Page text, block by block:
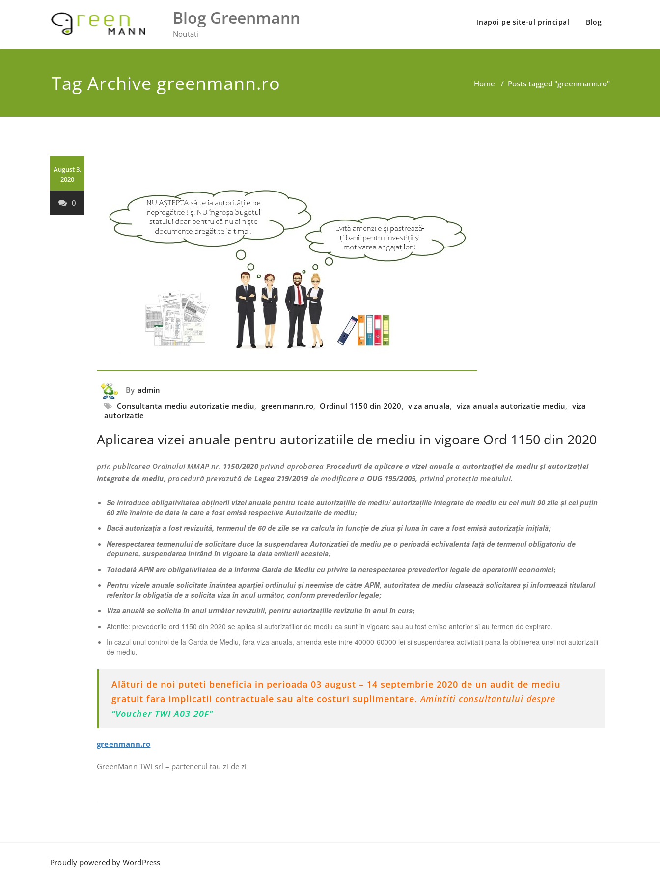
Blog Greenmann
Noutati
Inapoi pe site-ul principal Blog
Tag Archive greenmann.ro Home / Posts tagged "greenmann.ro"
August 3,
2020
0
By admin
Consultanta mediu autorizatie mediu, greenmann.ro, Ordinul 1150 din 2020, viza anuala, viza anuala autorizatie mediu, viza
autorizatie
Aplicarea vizei anuale pentru autorizatiile de mediu in vigoare Ord 1150 din 2020
prin publicarea Ordinului MMAP nr. 1150/2020privind aprobarea Procedurii de aplicare a vizei anuale a autorizației de mediu și autorizației
integrate de mediu, procedură prevazută de Legea 219/2019 de modificare a OUG 195/2005, privind protecția mediului.
Se introduce obligativitatea obținerii vizei anuale pentru toate autorizațiile de mediu/ autorizațiile integrate de mediu cu cel mult 90 zile și cel puțin
60 zile înainte de data la care a fost emisă respective Autorizatie de mediu;
Dacă autorizația a fost revizuită, termenul de 60 de zile se va calcula în funcție de ziua și luna în care a fost emisă autorizația inițială;
Nerespectarea termenului de solicitare duce la suspendarea Autorizatiei de mediu pe o perioadă echivalentă față de termenul obligatoriu de
depunere, suspendarea intrând în vigoare la data emiterii acesteia;
Totodată APM are obligativitatea de a informa Garda de Mediu cu privire la nerespectarea prevederilor legale de operatoriil economici;
Pentru vizele anuale solicitate înaintea aparției ordinului și neemise de către APM, autoritatea de mediu clasează solicitarea și informează titularul
referitor la obligația de a solicita viza în anul următor, conform prevederilor legale;
Viza anuală se solicita în anul următor revizuirii, pentru autorizațiile revizuite în anul în curs;
Atentie: prevederile ord 1150 din 2020 se aplica si autorizatiilor de mediu ca sunt in vigoare sau au fost emise anterior si au termen de expirare.
In cazul unui control de la Garda de Mediu, fara viza anuala, amenda este intre 40000-60000 lei si suspendarea activitatii pana la obtinerea unei noi autorizatii
de mediu.
Alături de noi puteti beneficia in perioada 03 august – 14 septembrie 2020 de un audit de mediu
gratuit fara implicatii contractuale sau alte costuri suplimentare. Amintiti consultantului despre
“Voucher TWI A03 20F”
greenmann.ro
GreenMann TWI srl – partenerul tau zi de zi
Proudly powered by WordPress